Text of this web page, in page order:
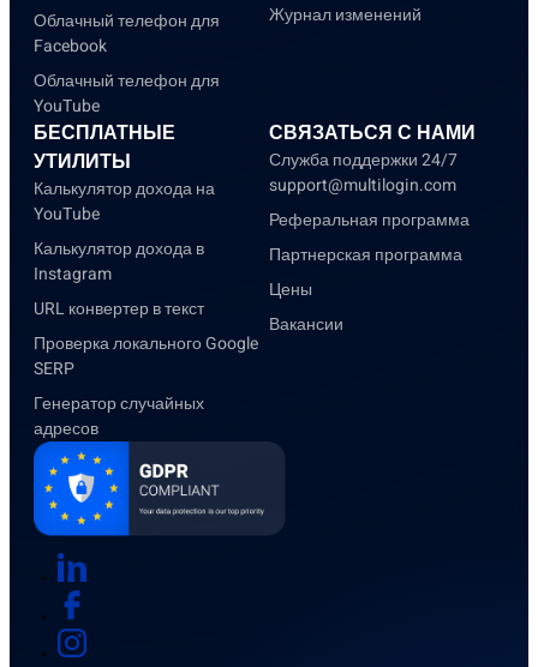
Облачный телефон для
Facebook
Облачный телефон для
YouTube
Журнал изменений
БЕСПЛАТНЫЕ
УТИЛИТЫ
Калькулятор дохода на
YouTube
Калькулятор дохода в
Instagram
URL конвертер в текст
Проверка локального Google
SERP
Генератор случайных
адресов
СВЯЗАТЬСЯ С НАМИ
Служба поддержки 24/7
support@multilogin.com
Реферальная программа
Партнерская программа
Цены
Вакансии